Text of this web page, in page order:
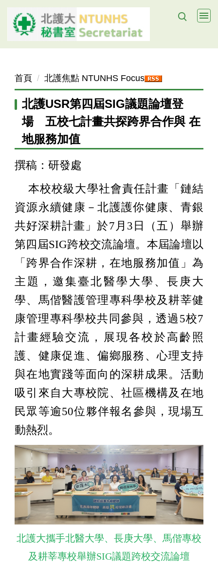
跳
到
要
首頁 北護焦點 NTUNHS Focus
北護USR第四屆SIG議題論壇登
場 五校七計畫共探跨界合作與 在
地服務加值
撰稿：研發處
本校校級大學社會責任計畫「鏈結
資源永續健康－北護護你健康、青銀
共好深耕計畫」於7月3日（五）舉辦
第四屆SIG跨校交流論壇。本屆論壇以
「跨界合作深耕，在地服務加值」為
主題，邀集臺北醫學大學、長庚大
學、馬偕醫護管理專科學校及耕莘健
康管理專科學校共同參與，透過5校7
計畫經驗交流，展現各校於高齡照
護、健康促進、偏鄉服務、心理支持
與在地實踐等面向的深耕成果。活動
吸引來自大專校院、社區機構及在地
民眾等逾50位夥伴報名參與，現場互
動熱烈。
北護大攜手北醫大學、長庚大學、馬偕專校
及耕莘專校舉辦SIG議題跨校交流論壇